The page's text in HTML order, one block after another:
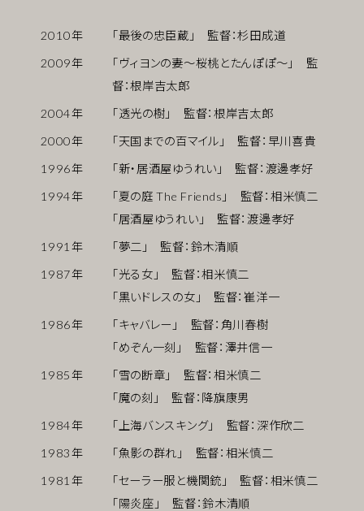
2010年
「最後の忠臣蔵」 監督：杉田成道
2009年
「ヴィヨンの妻〜桜桃とたんぽぽ〜」 監
督：根岸吉太郎
2004年
「透光の樹」 監督：根岸吉太郎
2000年
「天国までの百マイル」 監督：早川喜貴
1996年
「新・居酒屋ゆうれい」 監督：渡邊孝好
1994年
「夏の庭 The Friends」 監督：相米慎二
「居酒屋ゆうれい」 監督：渡邊孝好
1991 年
「夢二」 監督：鈴木清順
1987年
「光る女」 監督：相米慎二
「黒いドレスの女」 監督：崔洋一
1986年
「キャバレー」 監督：角川春樹
「めぞん一刻」 監督：澤井信一
1985年
「雪の断章」 監督：相米慎二
「魔の刻」 監督：降旗康男
1984年
「上海バンスキング」 監督：深作欣二
1983年
「魚影の群れ」 監督：相米慎二
1981 年
「セーラー服と機関銃」 監督：相米慎二
「陽炎座」 監督：鈴木清順